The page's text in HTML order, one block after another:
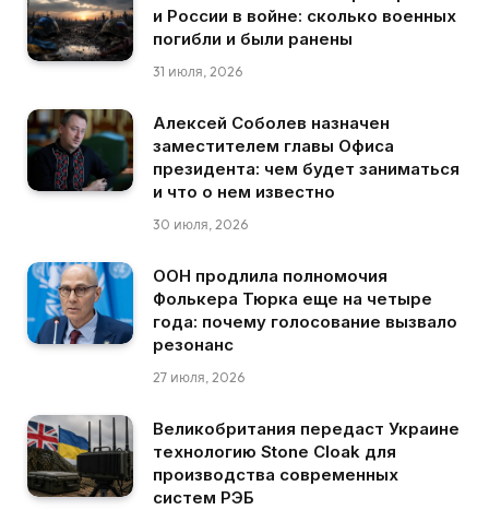
и России в войне: сколько военных
погибли и были ранены
31 июля, 2026
Алексей Соболев назначен
заместителем главы Офиса
президента: чем будет заниматься
и что о нем известно
30 июля, 2026
ООН продлила полномочия
Фолькера Тюрка еще на четыре
года: почему голосование вызвало
резонанс
27 июля, 2026
Великобритания передаст Украине
технологию Stone Cloak для
производства современных
систем РЭБ